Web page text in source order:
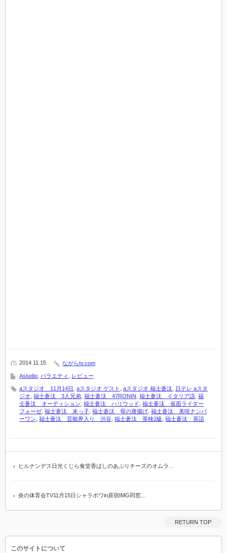
2014 11.15 ながらtv.com
Astudio バラエティ レビュー
aスタジオ 11月14日 aスタジオ ゲスト aスタジオ 福士蒼汰 日テレ aスタ
ジオ 福士蒼汰 3人兄弟 福士蒼汰 47RONIN 福士蒼汰 イタリア語 福
士蒼汰 オーディション 福士蒼汰 ハリウッド 福士蒼汰 仮面ライダー
フォーゼ 福士蒼汰 末っ子 福士蒼汰 母の唐揚げ 福士蒼汰 美咲ナンバ
ーワン 福士蒼汰 芸能界入り 渋谷 福士蒼汰 英検2級 福士蒼汰 英語
ヒルナンデス日光くじら食堂香ばしのあぶりチーズのオムラ…
炎の体育会TV11月15日シャラポワin原宿IMG同窓…
RETURN TOP
このサイトについて